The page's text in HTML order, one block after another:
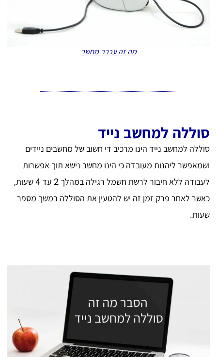
מה זה עכבר מחשב
סוללה למחשב נייד
סוללה למחשב נייד הינו מרכיב די חשוב של מחשבים ניידים
ושמאפשר ליהנות מעובדה כי הינו מחשב נישא תוך אפשרות
לעבודה ללא חיבור לרשת חשמל רגילה במהלך 2 עד 4 שעות,
כאשר לאחר פרק זמן זה יש להטעין את הסוללה במשך מספר
שעות.